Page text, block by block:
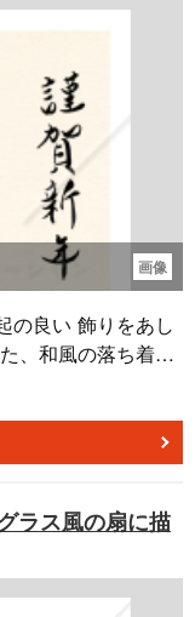
画像
の良い 飾りをあし
、和風の落ち着き
ォーマルにもお使
ザインテンプレー
ざいます。 どち
ラス風の扇に描